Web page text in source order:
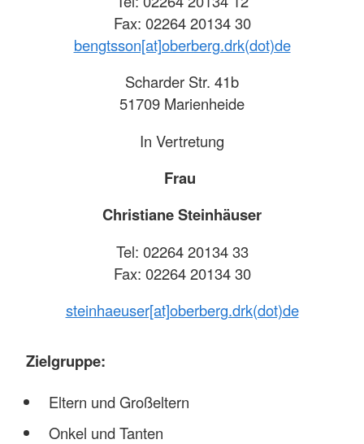
Fax: 02264 20134 30
bengtsson[at]oberberg.drk(dot)de
Scharder Str. 41b
51709 Marienheide
In Vertretung
Frau
Christiane Steinhäuser
Tel: 02264 20134 33
Fax: 02264 20134 30
steinhaeuser[at]oberberg.drk(dot)de
Zielgruppe:
Eltern und Großeltern
Onkel und Tanten